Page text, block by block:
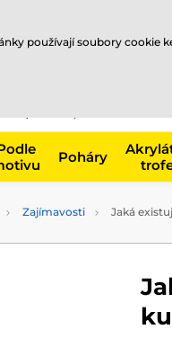
Poháry
Zajímavosti Jaká
používají soubory cookie